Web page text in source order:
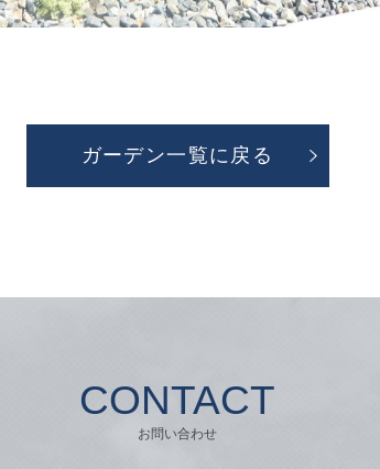
ガーデン一覧に戻る
CONTACT
お問い合わせ